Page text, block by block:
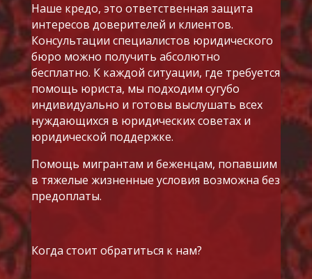
Наше кредо, это ответственная защита
интересов доверителей и клиентов.
Консультации специалистов юридического
бюро можно получить абсолютно
бесплатно. К каждой ситуации, где требуется
помощь юриста, мы подходим сугубо
индивидуально и готовы выслушать всех
нуждающихся в юридических советах и
юридической поддержке.
Помощь мигрантам и беженцам, попавшим
в тяжелые жизненные условия возможна без
предоплаты.
Когда стоит обратиться к нам?